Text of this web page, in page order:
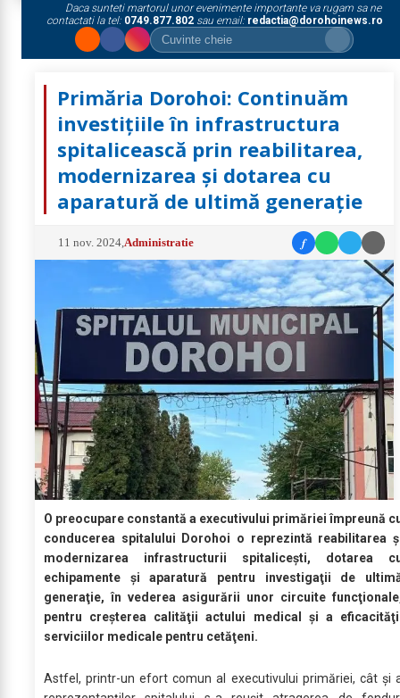
Daca sunteti martorul unor evenimente importante va rugam sa ne
contactati la tel: 0749.877.802sau email: redactia@dorohoinews.ro
Primăria Dorohoi: Continuăm
investițiile în infrastructura
spitalicească prin reabilitarea,
modernizarea și dotarea cu
aparatură de ultimă generație
11 nov. 2024 Administratie f
O preocupare constantă a executivului primăriei împreună
conducerea spitalului Dorohoi o reprezintă reabilitarea
modernizarea infrastructurii spitaliceşti, dotarea
echipamente şi aparatură pentru investigaţii de
generaţie, în vederea asigurării unor circuite
pentru creşterea calităţii actului medical şi a
serviciilor medicale pentru cetăţeni.
Astfel, printr-un efort comun al executivului primăriei, cât şi